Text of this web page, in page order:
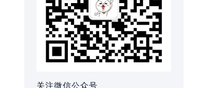
关注微信公众号